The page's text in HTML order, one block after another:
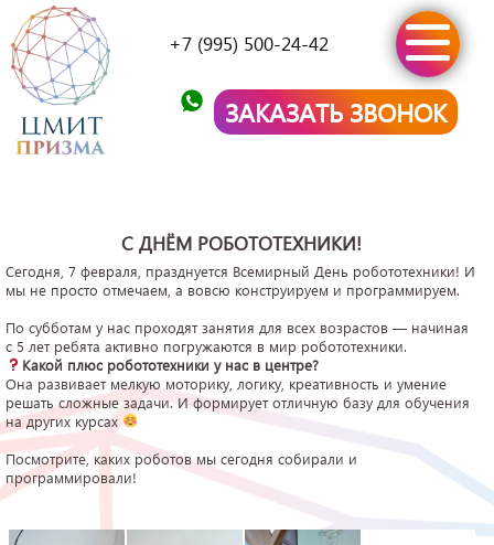
+7 (995) 500-24-42
ЗАКАЗАТЬ ЗВОНОК
С ДНЁМ РОБОТОТЕХНИКИ!
Сегодня, 7 февраля, празднуется Всемирный День робототехники! И
мы не просто отмечаем, а вовсю конструируем и программируем.
По субботам у нас проходят занятия для всех возрастов — начиная
с 5 лет ребята активно погружаются в мир робототехники.
Какой плюс робототехники у нас в центре?
Она развивает мелкую моторику, логику, креативность и умение
решать сложные задачи. И формирует отличную базу для обучения
на других курсах
Посмотрите, каких роботов мы сегодня собирали и
программировали!